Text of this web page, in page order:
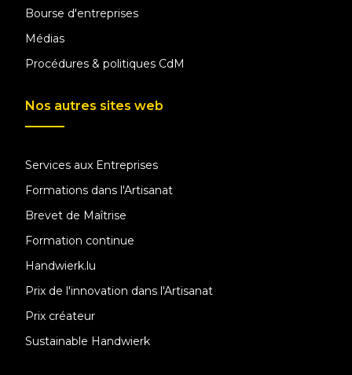
Bourse d'entreprises
Médias
Procédures & politiques CdM
Nos autres sites web
Services aux Entreprises
Formations dans l'Artisanat
Brevet de Maîtrise
Formation continue
Handwierk.lu
Prix de l'innovation dans l'Artisanat
Prix créateur
Sustainable Handwierk